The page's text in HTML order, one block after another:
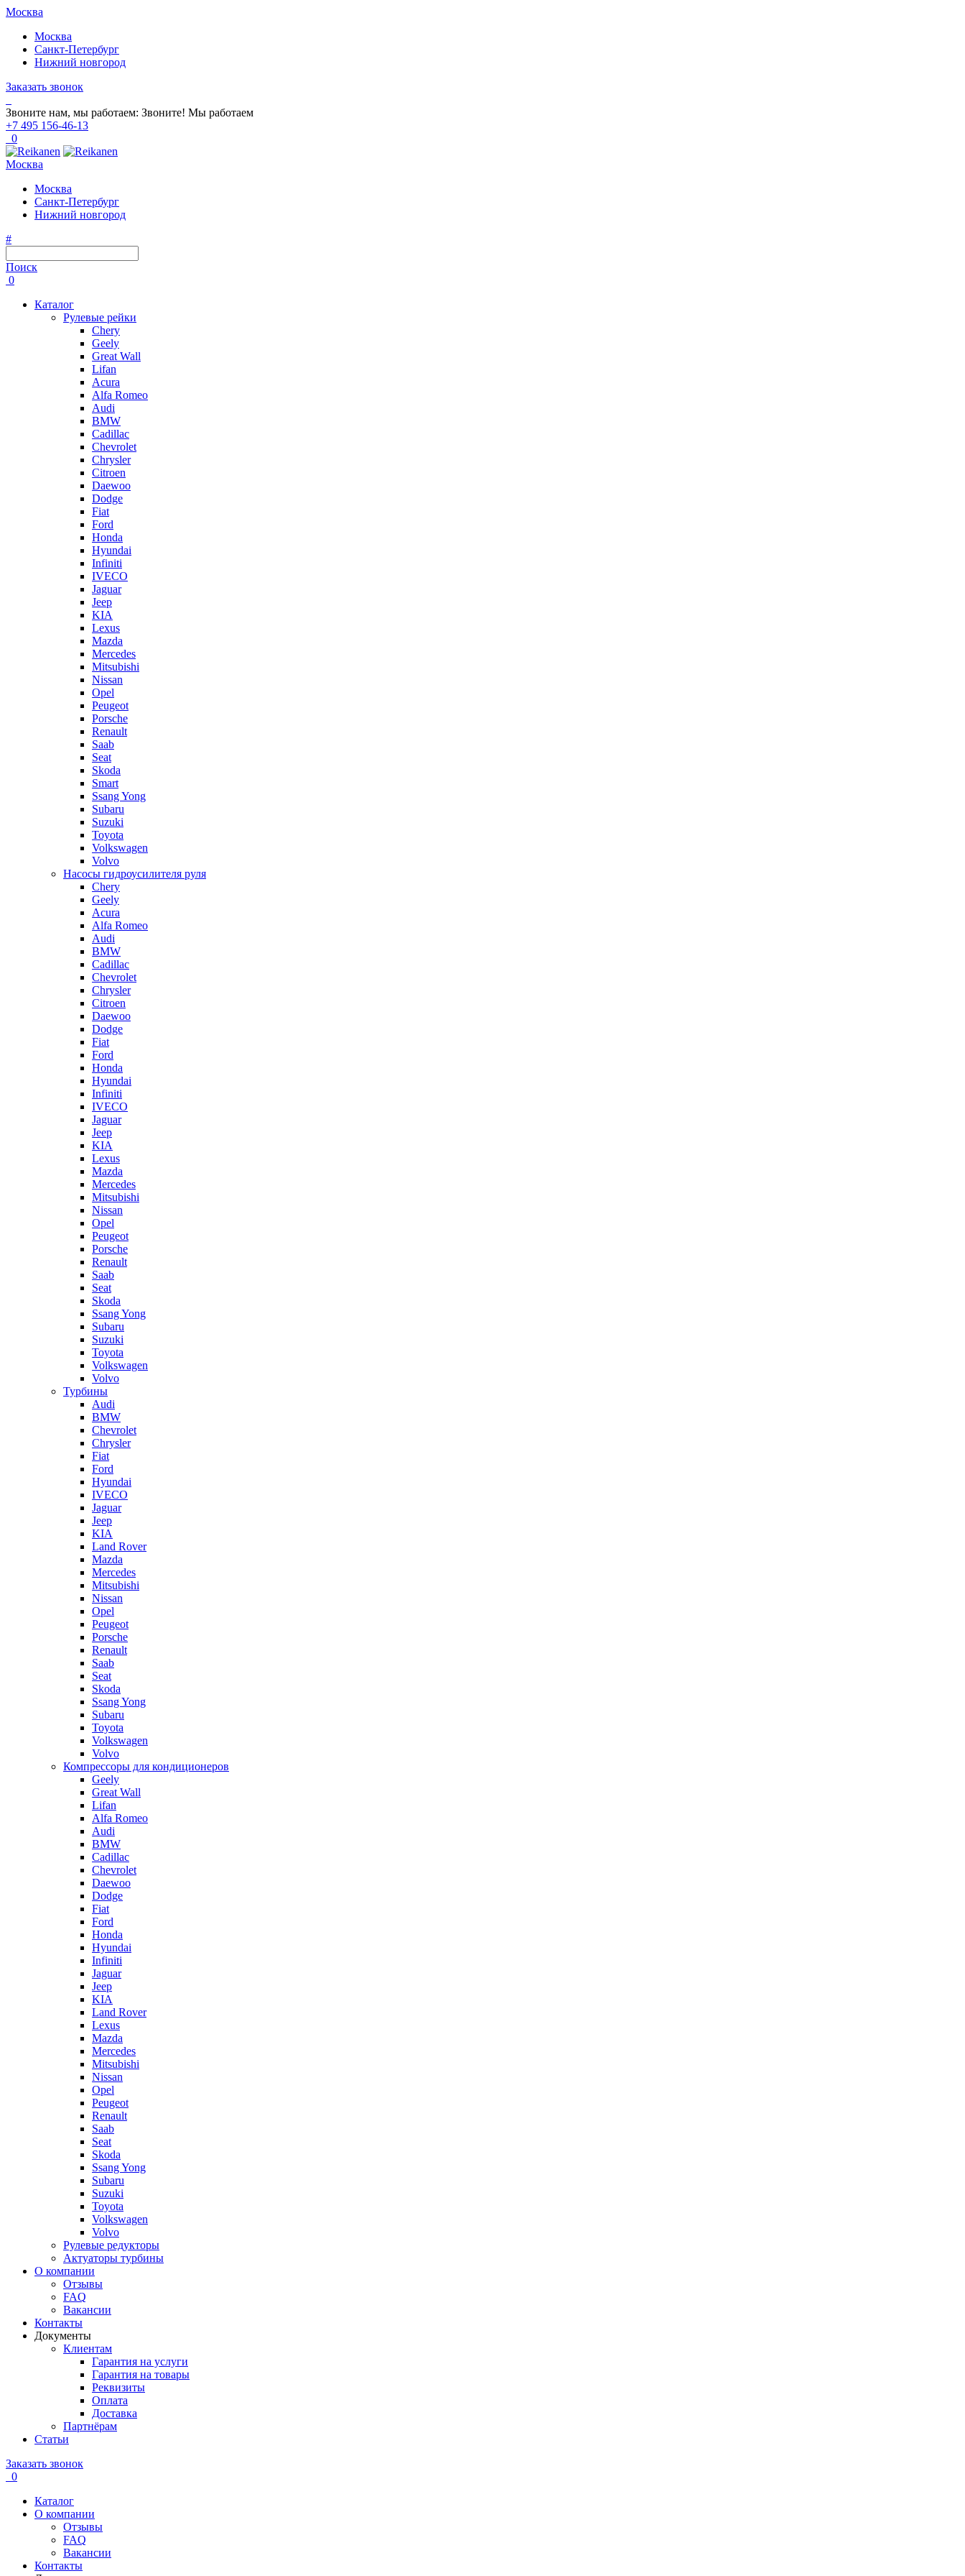
Москва
Москва
Санкт-Петербург
Нижний новгород
Заказать звонок
Звоните нам, мы работаем: Звоните! Мы работаем
+7 495 156-46-13
0
Москва
Москва
Санкт-Петербург
Нижний новгород
#
Поиск
0
Каталог
Рулевые рейки
Chery
Geely
Great Wall
Lifan
Acura
Alfa Romeo
Audi
BMW
Cadillac
Chevrolet
Chrysler
Citroen
Daewoo
Dodge
Fiat
Ford
Honda
Hyundai
Infiniti
IVECO
Jaguar
Jeep
KIA
Lexus
Mazda
Mercedes
Mitsubishi
Nissan
Opel
Peugeot
Porsche
Renault
Saab
Seat
Skoda
Smart
Ssang Yong
Subaru
Suzuki
Toyota
Volkswagen
Volvo
Насосы гидроусилителя руля
Chery
Geely
Acura
Alfa Romeo
Audi
BMW
Cadillac
Chevrolet
Chrysler
Citroen
Daewoo
Dodge
Fiat
Ford
Honda
Hyundai
Infiniti
IVECO
Jaguar
Jeep
KIA
Lexus
Mazda
Mercedes
Mitsubishi
Nissan
Opel
Peugeot
Porsche
Renault
Saab
Seat
Skoda
Ssang Yong
Subaru
Suzuki
Toyota
Volkswagen
Volvo
Турбины
Audi
BMW
Chevrolet
Chrysler
Fiat
Ford
Hyundai
IVECO
Jaguar
Jeep
KIA
Land Rover
Mazda
Mercedes
Mitsubishi
Nissan
Opel
Peugeot
Porsche
Renault
Saab
Seat
Skoda
Ssang Yong
Subaru
Toyota
Volkswagen
Volvo
Компрессоры для кондиционеров
Geely
Great Wall
Lifan
Alfa Romeo
Audi
BMW
Cadillac
Chevrolet
Daewoo
Dodge
Fiat
Ford
Honda
Hyundai
Infiniti
Jaguar
Jeep
KIA
Land Rover
Lexus
Mazda
Mercedes
Mitsubishi
Nissan
Opel
Peugeot
Renault
Saab
Seat
Skoda
Ssang Yong
Subaru
Suzuki
Toyota
Volkswagen
Volvo
Рулевые редукторы
Актуаторы турбины
О компании
Отзывы
FAQ
Вакансии
Контакты
Документы
Клиентам
Гарантия на услуги
Гарантия на товары
Реквизиты
Оплата
Доставка
Партнёрам
Статьи
Заказать звонок
0
Каталог
О компании
Отзывы
FAQ
Вакансии
Контакты